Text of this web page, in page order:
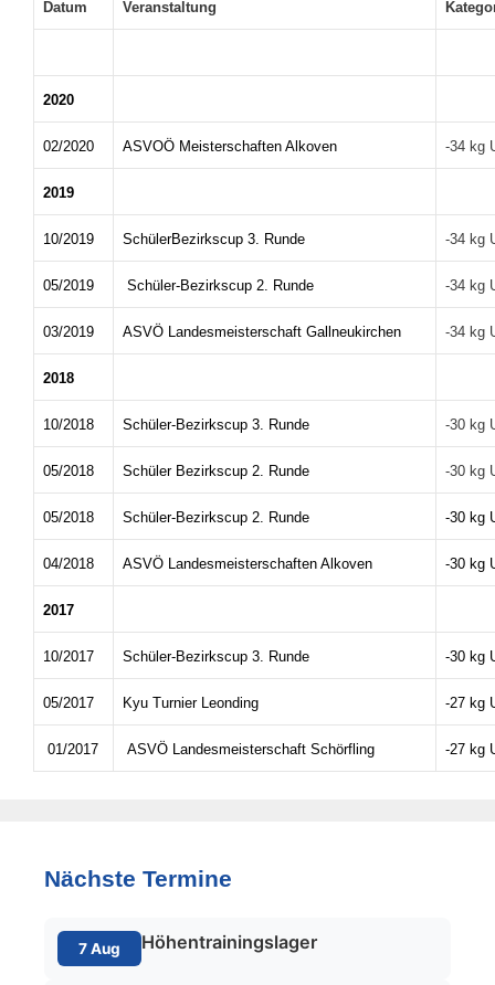
Datum Veranstaltung
2020
02/2020 ASVOÖ Meisterschaften Alkoven -34 kg
2019
10/2019 SchülerBezirkscup 3. Runde -34 kg
05/2019 Schüler-Bezirkscup 2. Runde -34 kg
03/2019 ASVÖ Landesmeisterschaft Gallneukirchen -34 kg
2018
10/2018 Schüler-Bezirkscup 3. Runde -30 kg
05/2018 Schüler Bezirkscup 2. Runde -30 kg
05/2018 Schüler-Bezirkscup 2. Runde -30 kg
04/2018 ASVÖ Landesmeisterschaften Alkoven -30 kg
2017
10/2017 Schüler-Bezirkscup 3. Runde -30 kg
05/2017 Kyu Turnier Leonding -27 kg
01/2017 ASVÖ Landesmeisterschaft Schörfling -27 kg
Nächste Termine
7 Aug Höhentrainingslager